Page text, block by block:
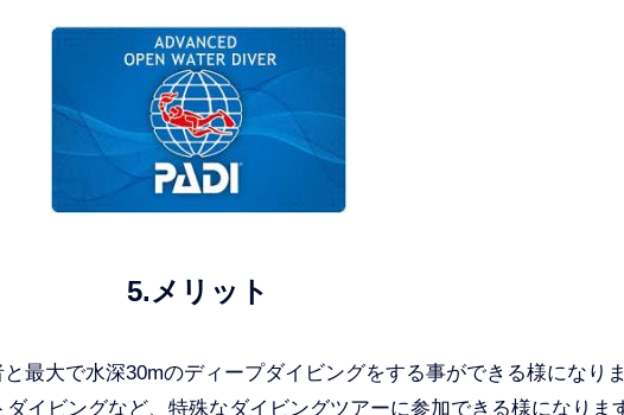
5.メリット
最大で水深30mのディープダイビングをする事ができる様になり
イビングなど、特殊なダイビングツアーに参加できる様になりま